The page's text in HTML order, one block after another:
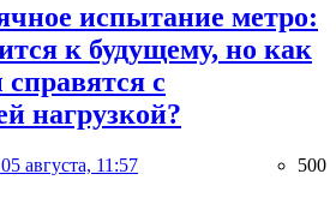
испытание метро:
к будущему, но как
с
нагрузкой?
05 августа, 11:57 500